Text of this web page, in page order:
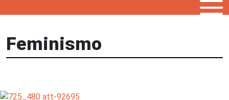
Feminismo